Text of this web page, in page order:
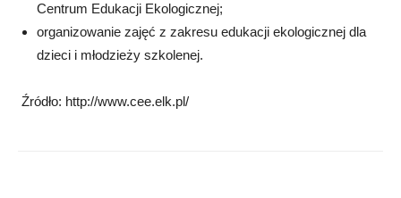
Centrum Edukacji Ekologicznej;
organizowanie zajęć z zakresu edukacji ekologicznej dla
dzieci i młodzieży szkolenej.
Źródło: http://www.cee.elk.pl/